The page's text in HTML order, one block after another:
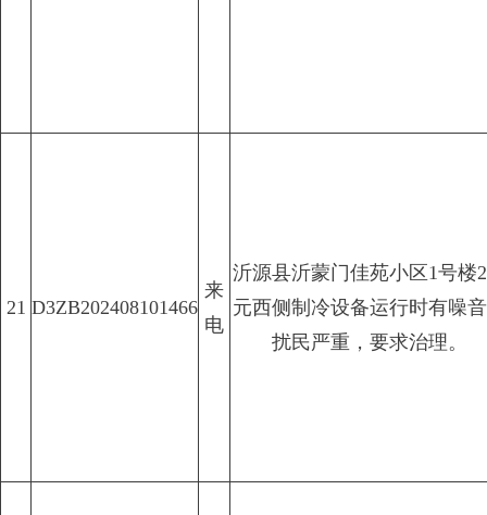
21 D3ZB202408101466
来
电
沂源县沂蒙门佳苑小区1号楼
元西侧制冷设备运行时有噪
扰民严重，要求治理。